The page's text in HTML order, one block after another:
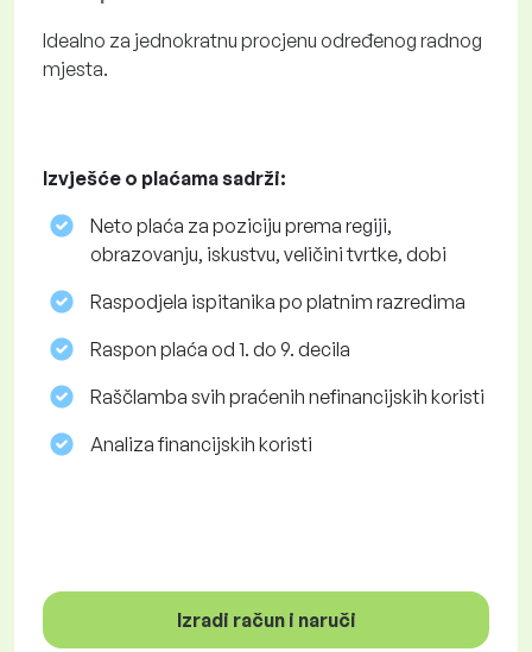
Idealno za jednokratnu procjenu određenog radnog
mjesta.
Izvješće o plaćama sadrži:
Neto plaća za poziciju prema regiji,
obrazovanju, iskustvu, veličini tvrtke, dobi
Raspodjela ispitanika po platnim razredima
Raspon plaća od 1. do 9. decila
Raščlamba svih praćenih nefinancijskih koristi
Analiza financijskih koristi
Izradi račun i naruči